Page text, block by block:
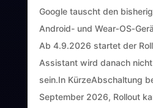
Google tauscht den
Android- und
Ab 4.9.2026 startet der
Assistant wird danach
sein.In KürzeAbschaltung
September 2026, Rollout